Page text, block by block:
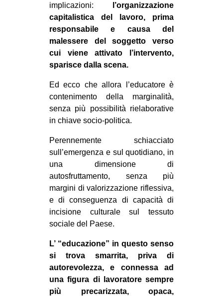
implicazioni:
l’organizzazione
capitalistica del lavoro, prima
responsabile e causa del
malessere del soggetto verso
cui viene attivato l’intervento,
sparisce dalla scena.
Ed ecco che allora l’educatore è
contenimento della marginalità,
senza più possibilità rielaborative
in chiave socio-politica.
Perennemente schiacciato
sull’emergenza e sul quotidiano, in
una dimensione di
autosfruttamento, senza più
margini di valorizzazione riflessiva,
e di conseguenza di capacità di
incisione culturale sul tessuto
sociale del Paese.
L’ “educazione” in questo senso
si trova smarrita, priva di
autorevolezza, e connessa ad
una figura di lavoratore sempre
più precarizzata, opaca,